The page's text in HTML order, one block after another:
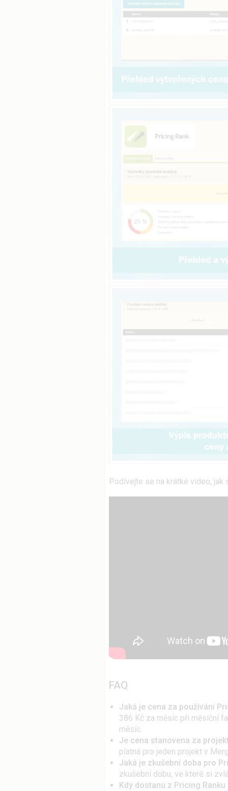
Podívejte se na krátké video, jak
FAQ
Jaká je cena za používání
386 Kč za měsíc při měsíční
měsíc.
Je cena stanovena za
platná pro jeden projekt v
Jaká je zkušební doba pro
zkušební dobu, ve které si
Kdy dostanu z Pricing Ranku